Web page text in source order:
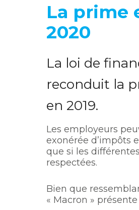
La prime
2020
La loi de
reconduit la
en 2019.
Les employeurs
exonérée d’impôts
que si les
respectées.
Bien que
« Macron »